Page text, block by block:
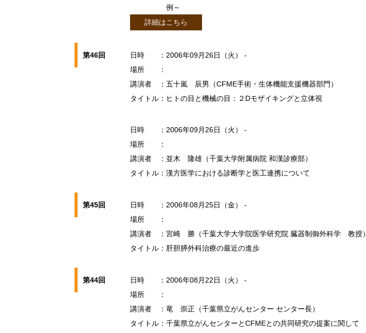
例～
詳細はこちら
第46回 日時
：2006年09月26日（火） -
場所
：
講演者
：五十嵐 辰男（CFME手術・生体機能支援機器部門）
タイトル：ヒトの目と機械の目：２Dモザイキングと立体視
日時
：2006年09月26日（火） -
場所
：
講演者
：並木 隆雄（千葉大学附属病院 和漢診療部）
タイトル：漢方医学における診断学と医工連携について
第45回 日時
：2006年08月25日（金） -
場所
：
講演者
：宮崎 勝（千葉大学大学院医学研究院 臓器制御外科学 教授）
タイトル：肝胆膵外科治療の最近の進歩
第44回 日時
：2006年08月22日（火） -
場所
：
講演者
：竜 崇正（千葉県立がんセンター センター長）
タイトル：千葉県立がんセンターとCFMEとの共同研究の提案に関して